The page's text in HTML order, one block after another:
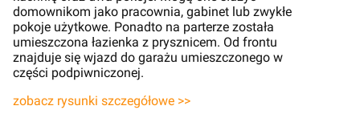
domownikom jako pracownia, gabinet lub zwykłe
pokoje użytkowe. Ponadto na parterze została
umieszczona łazienka z prysznicem. Od frontu
znajduje się wjazd do garażu umieszczonego w
części podpiwniczonej.
zobacz rysunki szczegółowe >>